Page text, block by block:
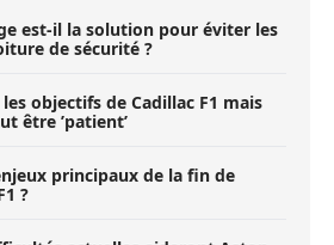
est-il la solution pour éviter les
de sécurité ?
objectifs de Cadillac F1 mais
être ’patient’
principaux de la fin de
?